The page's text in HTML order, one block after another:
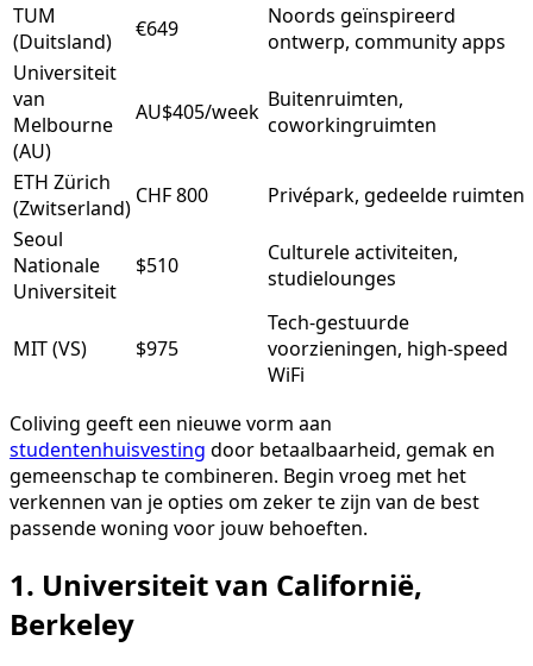
TUM
(Duitsland)
€649
Noords geïnspireerd
ontwerp, community apps
Universiteit
van
Melbourne
(AU)
AU$405/week Buitenruimten,
coworkingruimten
ETH Zürich
(Zwitserland) CHF 800
Privépark, gedeelde ruimten
Seoul
Nationale
Universiteit
$510
Culturele activiteiten,
studielounges
MIT (VS) $975
Tech-gestuurde
voorzieningen, high-speed
WiFi
Coliving geeft een nieuwe vorm aan
studentenhuisvesting door betaalbaarheid, gemak en
gemeenschap te combineren. Begin vroeg met het
verkennen van je opties om zeker te zijn van de best
passende woning voor jouw behoeften.
1. Universiteit van Californië,
Berkeley